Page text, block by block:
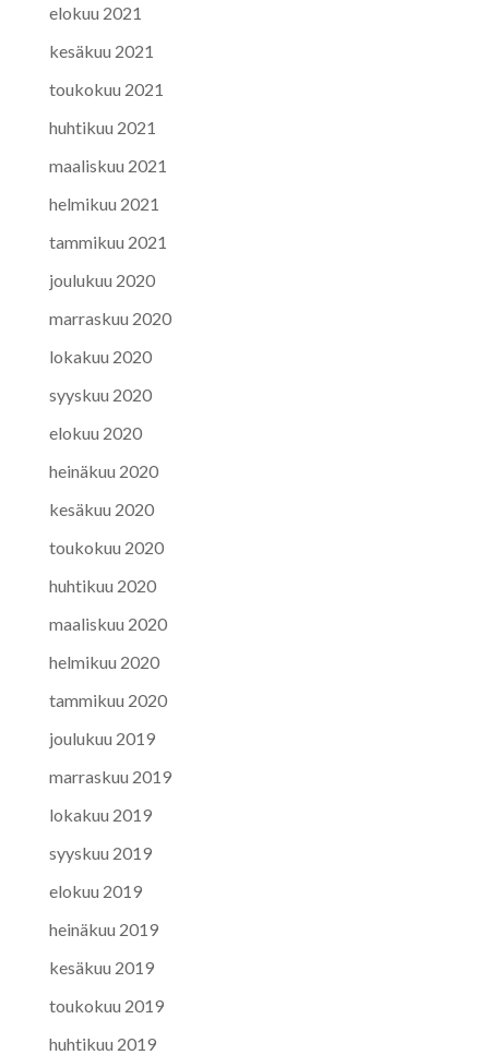
elokuu 2021
kesäkuu 2021
toukokuu 2021
huhtikuu 2021
maaliskuu 2021
helmikuu 2021
tammikuu 2021
joulukuu 2020
marraskuu 2020
lokakuu 2020
syyskuu 2020
elokuu 2020
heinäkuu 2020
kesäkuu 2020
toukokuu 2020
huhtikuu 2020
maaliskuu 2020
helmikuu 2020
tammikuu 2020
joulukuu 2019
marraskuu 2019
lokakuu 2019
syyskuu 2019
elokuu 2019
heinäkuu 2019
kesäkuu 2019
toukokuu 2019
huhtikuu 2019